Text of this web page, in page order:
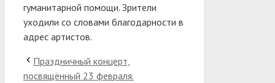
гуманитарной помощи. Зрители
уходили со словами благодарности в
адрес артистов.
Праздничный концерт,
посвящённый 23 февраля.